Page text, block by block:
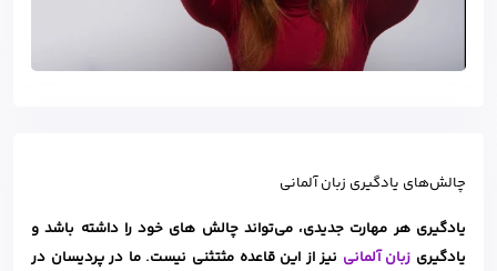
چالش‌های یادگیری زبان آلمانی
یادگیری هر مهارت جدیدی، می‌تواند چالش های خود را داشته باشد و
یادگیری زبان آلمانی نیز از این قاعده مثتثنی نیست. ما در پردیسان در